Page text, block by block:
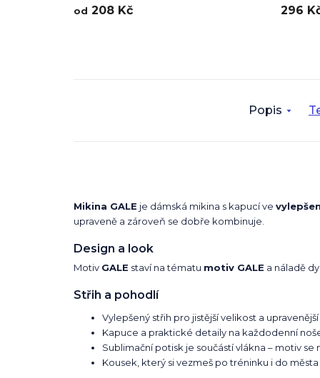
od 208 Kč
296
Popis
Mikina GALE je dámská mikina s kapucí ve
upraveně a zároveň se dobře kombinuje.
Design a look
Motiv GALE staví na tématu motiv GALE a náladě
Střih a pohodlí
Vylepšený střih pro jistější velikost a
Kapuce a praktické detaily na každodenní
Sublimační potisk je součástí vlákna – motiv
Kousek, který si vezmeš po tréninku i do